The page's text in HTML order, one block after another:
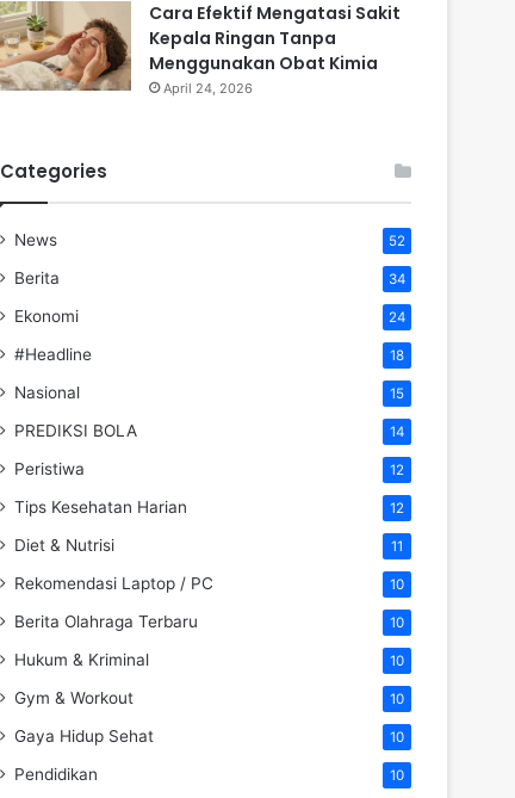
Cara Efektif Mengatasi Sakit
Kepala Ringan Tanpa
Menggunakan Obat Kimia
April 24, 2026
Categories
News 52
Berita 34
Ekonomi 24
#Headline 18
Nasional 15
PREDIKSI BOLA 14
Peristiwa 12
Tips Kesehatan Harian 12
Diet & Nutrisi 11
Rekomendasi Laptop / PC 10
Berita Olahraga Terbaru 10
Hukum & Kriminal 10
Gym & Workout 10
Gaya Hidup Sehat 10
Pendidikan 10